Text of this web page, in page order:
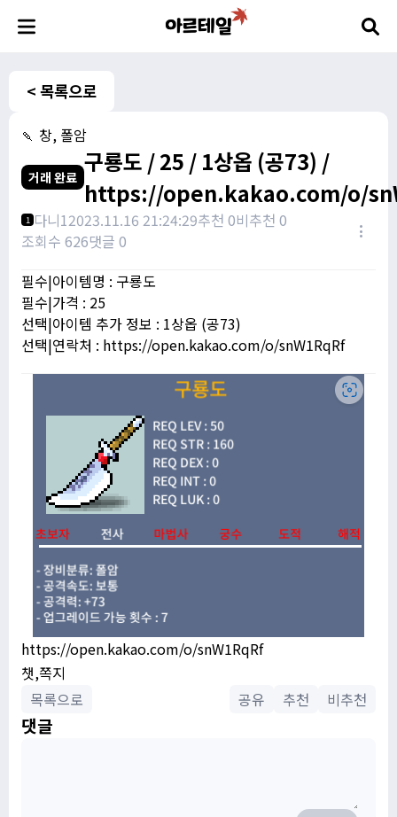
< 목록으로
🍡 창, 폴암
거래 완료
구룡도 / 25 / 1상옵 (공73) /
https://open.kakao.com/o/
1 다니12023.11.16 21:24:29추천 0비추천 0
조회수 626댓글 0
필수|아이템명 : 구룡도
필수|가격 : 25
선택|아이템 추가 정보 : 1상옵 (공73)
선택|연락처 : https://open.kakao.com/o/snW1RqRf
https://open.kakao.com/o/snW1RqRf
챗,쪽지
목록으로
공유 추천 비추천
댓글